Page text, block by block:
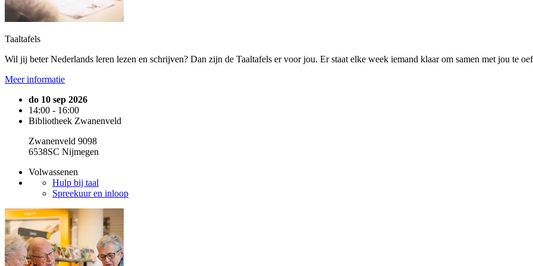
Taaltafels
Wil jij beter Nederlands leren lezen en schrijven? Dan zijn de Taaltafels er voor jou. Er staat elke week iemand klaar om samen met jou te
Meer informatie
do 10 sep 2026
14:00 - 16:00
Bibliotheek Zwanenveld
Zwanenveld 9098
6538SC Nijmegen
Volwassenen
Hulp bij taal
Spreekuur en inloop